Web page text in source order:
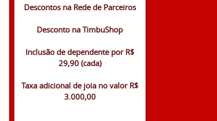
Descontos na Rede de Parceiros
Desconto na TimbuShop
Inclusão de dependente por R$
29,90 (cada)
Taxa adicional de joia no valor R$
3.000,00